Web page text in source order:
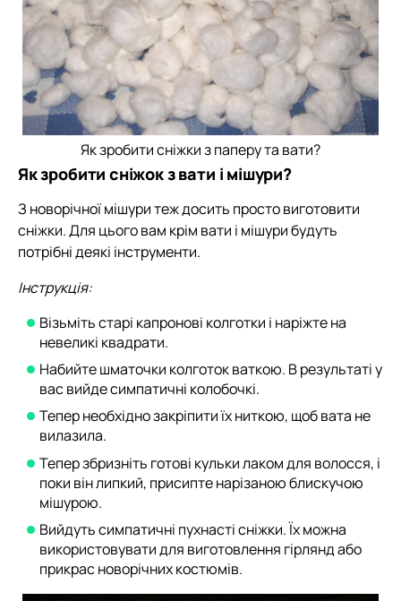
Як зробити сніжки з паперу та вати?
Як зробити сніжок з вати і мішури?
З новорічної мішури теж досить просто виготовити
сніжки. Для цього вам крім вати і мішури будуть
потрібні деякі інструменти.
Інструкція:
Візьміть старі капронові колготки і наріжте на
невеликі квадрати.
Набийте шматочки колготок ваткою. В результаті у
вас вийде симпатичні колобочкі.
Тепер необхідно закріпити їх ниткою, щоб вата не
вилазила.
Тепер збризніть готові кульки лаком для волосся, і
поки він липкий, присипте нарізаною блискучою
мішурою.
Вийдуть симпатичні пухнасті сніжки. Їх можна
використовувати для виготовлення гірлянд або
прикрас новорічних костюмів.